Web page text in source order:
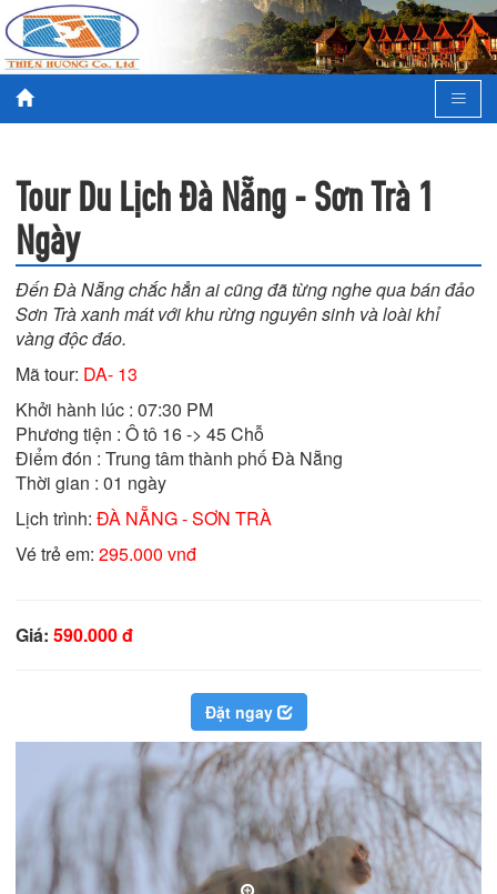
Tour Du Lịch Đà Nẵng - Sơn Trà 1
Ngày
Đến Đà Nẵng chắc hẳn ai cũng đã từng nghe qua bán đảo
Sơn Trà xanh mát với khu rừng nguyên sinh và loài khỉ
vàng độc đáo.
Mã tour: DA- 13
Khởi hành lúc : 07:30 PM
Phương tiện : Ô tô 16 -> 45 Chỗ
Điểm đón : Trung tâm thành phố Đà Nẵng
Thời gian : 01 ngày
Lịch trình: ĐÀ NẴNG - SƠN TRÀ
Vé trẻ em: 295.000 vnđ
Giá: 590.000 đ
Đặt ngay